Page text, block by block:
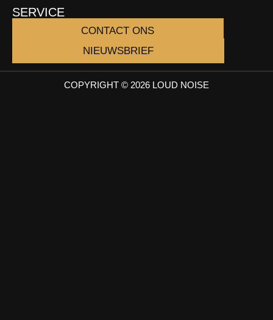
SERVICE
CONTACT ONS
NIEUWSBRIEF
COPYRIGHT © 2026 LOUD NOISE